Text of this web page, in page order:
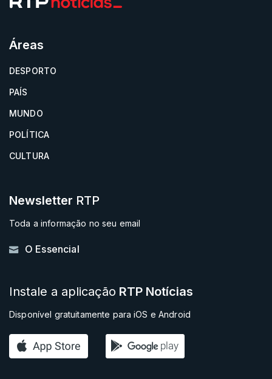
Áreas
DESPORTO
PAÍS
MUNDO
POLÍTICA
CULTURA
Newsletter RTP
Toda a informação no seu email
O Essencial
Instale a aplicação RTP Notícias
Disponível gratuitamente para iOS e Android